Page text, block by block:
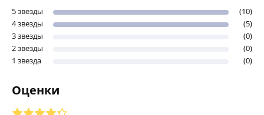
5 звезды
(10)
4 звезды
(5)
3 звезды
(0)
2 звезды
(0)
1 звезда
(0)
Оценки